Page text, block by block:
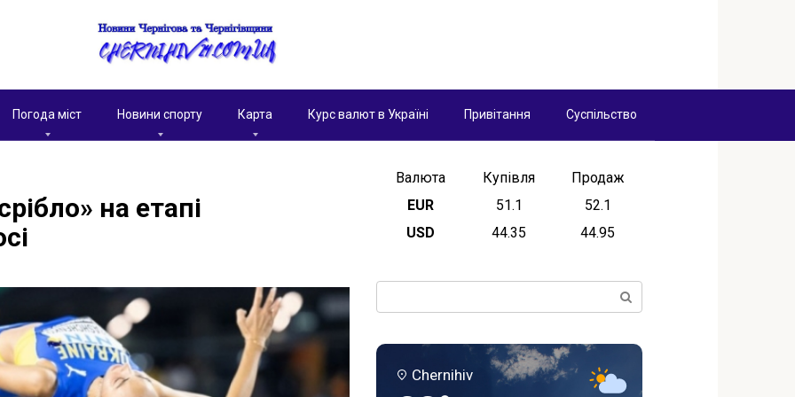
Погода міст Новини спорту Карта Курс валют в Україні Привітання Суспільство
на етапі
Валюта Купівля
Продаж
EUR
51.1
52.1
USD
44.35 44.95
Chernihiv